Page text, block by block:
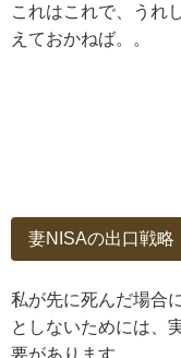
これはこれで、うれ
えておかねば。。
妻NISAの出口戦略
私が先に死んだ場合
としないためには、
要があります。